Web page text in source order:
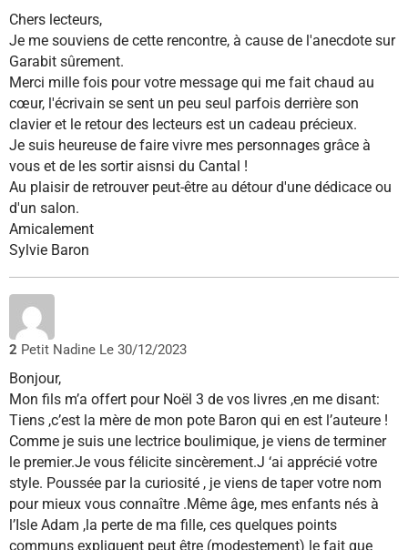
Chers lecteurs,
Je me souviens de cette rencontre, à cause de l'anecdote sur
Garabit sûrement.
Merci mille fois pour votre message qui me fait chaud au
cœur, l'écrivain se sent un peu seul parfois derrière son
clavier et le retour des lecteurs est un cadeau précieux.
Je suis heureuse de faire vivre mes personnages grâce à
vous et de les sortir aisnsi du Cantal !
Au plaisir de retrouver peut-être au détour d'une dédicace ou
d'un salon.
Amicalement
Sylvie Baron
2 Petit Nadine Le 30/12/2023
Bonjour,
Mon fils m’a offert pour Noël 3 de vos livres ,en me disant:
Tiens ,c’est la mère de mon pote Baron qui en est l’auteure !
Comme je suis une lectrice boulimique, je viens de terminer
le premier.Je vous félicite sincèrement.J ‘ai apprécié votre
style. Poussée par la curiosité , je viens de taper votre nom
pour mieux vous connaître .Même âge, mes enfants nés à
l’Isle Adam ,la perte de ma fille, ces quelques points
communs expliquent peut être (modestement) le fait que